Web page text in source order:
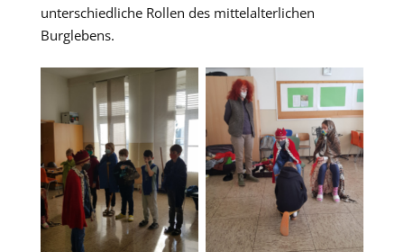
unterschiedliche Rollen des mittelalterlichen
Burglebens.